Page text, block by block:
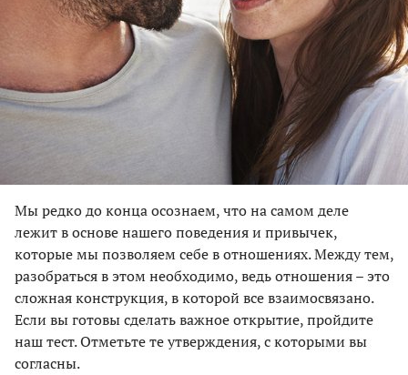
Мы редко до конца осознаем, что на самом деле
лежит в основе нашего поведения и привычек,
которые мы позволяем себе в отношениях. Между тем,
разобраться в этом необходимо, ведь отношения – это
сложная конструкция, в которой все взаимосвязано.
Если вы готовы сделать важное открытие, пройдите
наш тест. Отметьте те утверждения, с которыми вы
согласны.